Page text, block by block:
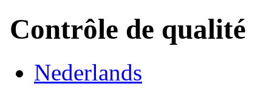
Contrôle de qualité
Nederlands